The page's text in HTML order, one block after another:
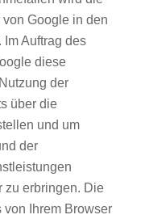
Google in den
Im Auftrag des
diese
der
über die
und um
der
zu erbringen. Die
Ihrem Browser